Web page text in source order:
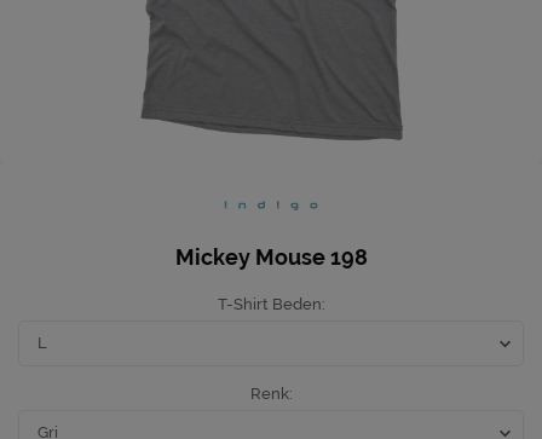
Mutfak
Mickey Mouse 198
T-Shirt Beden
Renk